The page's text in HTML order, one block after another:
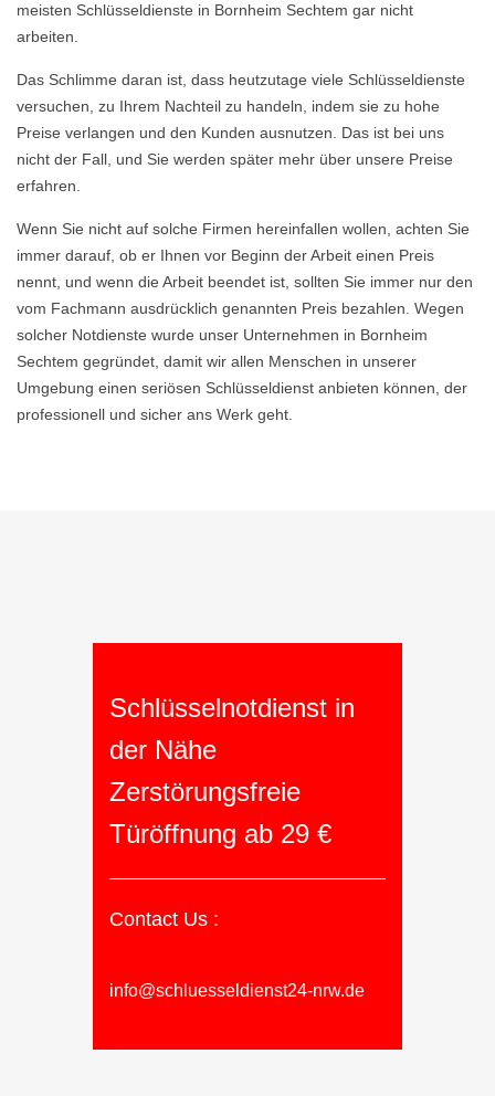
meisten Schlüsseldienste in Bornheim Sechtem gar nicht
arbeiten.
Das Schlimme daran ist, dass heutzutage viele Schlüsseldienste
versuchen, zu Ihrem Nachteil zu handeln, indem sie zu hohe
Preise verlangen und den Kunden ausnutzen. Das ist bei uns
nicht der Fall, und Sie werden später mehr über unsere Preise
erfahren.
Wenn Sie nicht auf solche Firmen hereinfallen wollen, achten Sie
immer darauf, ob er Ihnen vor Beginn der Arbeit einen Preis
nennt, und wenn die Arbeit beendet ist, sollten Sie immer nur den
vom Fachmann ausdrücklich genannten Preis bezahlen. Wegen
solcher Notdienste wurde unser Unternehmen in Bornheim
Sechtem gegründet, damit wir allen Menschen in unserer
Umgebung einen seriösen Schlüsseldienst anbieten können, der
professionell und sicher ans Werk geht.
Schlüsselnotdienst in
der Nähe
Zerstörungsfreie
Türöffnung ab 29 €
Contact Us :
info@schluesseldienst24-nrw.de